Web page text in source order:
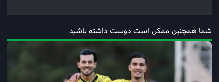
شما همچنین ممکن است دوست داشته باشید